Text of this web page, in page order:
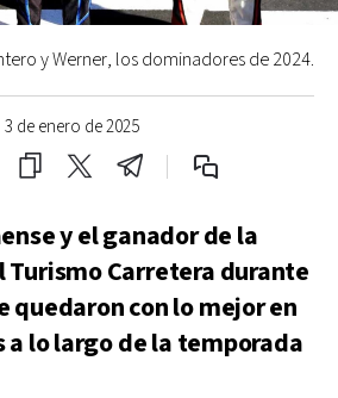
3 de enero de 2025
y Werner, los dominadores de 2024.
y el ganador de la
Turismo Carretera durante
quedaron con lo mejor en
lo largo de la temporada